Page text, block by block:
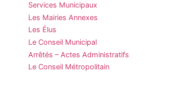
Services Municipaux
Les Mairies Annexes
Les Élus
Le Conseil Municipal
Arrêtés – Actes Administratifs
Le Conseil Métropolitain